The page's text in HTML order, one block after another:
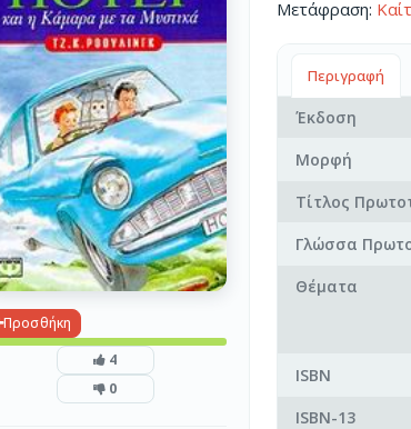
Προσθήκη
4
0
Μετάφραση:
Περιγραφή
Έκδοση
Μορφή
Τίτλος
Γλώσσα
Θέματα
ISBN
ISBN-13